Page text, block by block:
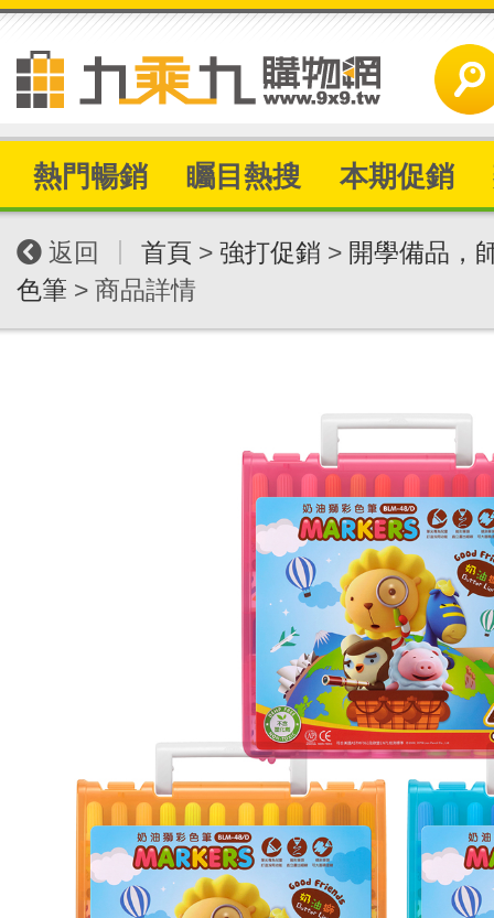
熱門暢銷 矚目熱搜 本期促銷
返回 | 首頁 > 強打促銷 > 開學備品，
色筆 > 商品詳情